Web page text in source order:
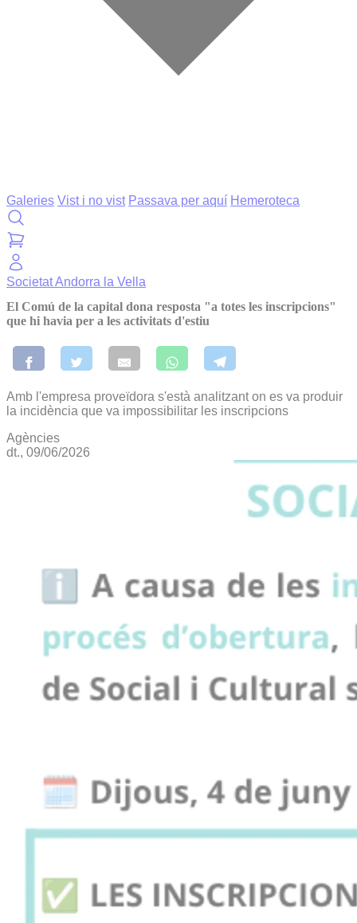
Galeries Vist i no vist Passava per aquí Hemeroteca
SocietatAndorra la Vella
El Comú de la capital dona resposta "a totes les inscripcions"
que hi havia per a les activitats d'estiu
Amb l'empresa proveïdora s'està analitzant on es va produir
la incidència que va impossibilitar les inscripcions
Agències
dt., 09/06/2026